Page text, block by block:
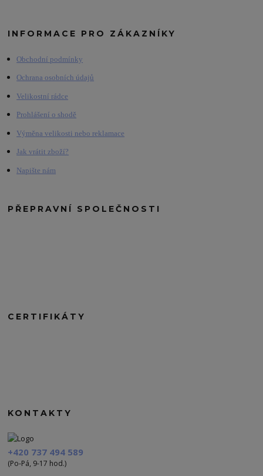
INFORMACE PRO ZÁKAZNÍKY
Obchodní podmínky
Ochrana osobních údajů
Velikostní rádce
Prohlášení o shodě
Výměna velikosti nebo reklamace
Jak vrátit zboží?
Napište nám
PŘEPRAVNÍ SPOLEČNOSTI
CERTIFIKÁTY
KONTAKTY
+420 737 494 589
(Po-Pá, 9-17 hod.)